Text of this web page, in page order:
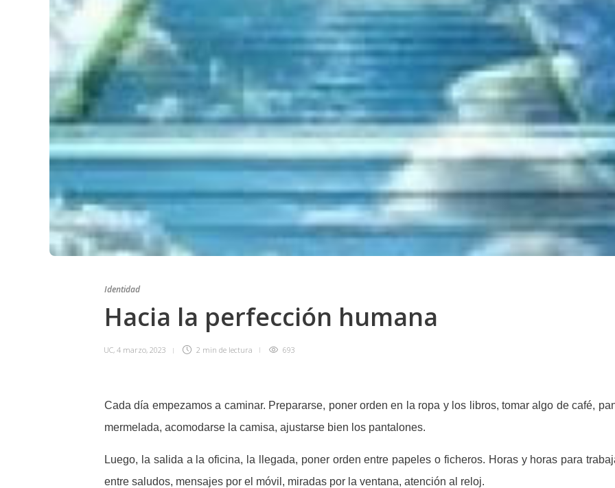
Identidad
Hacia la perfección humana
UC, 4 marzo, 2023 2 min de lectura 693
Cada día empezamos a caminar. Prepararse, poner orden en la ropa y los libros, tomar algo de café,
mermelada, acomodarse la camisa, ajustarse bien los pantalones.
Luego, la salida a la oficina, la llegada, poner orden entre papeles o ficheros. Horas y horas para
entre saludos, mensajes por el móvil, miradas por la ventana, atención al reloj.